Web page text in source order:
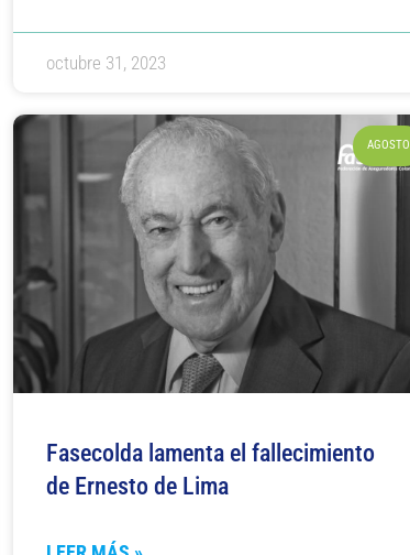
octubre 31, 2023
AGOSTO
Fasecolda lamenta el fallecimiento
de Ernesto de Lima